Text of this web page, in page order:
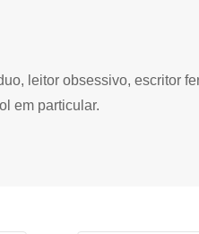
leitor obsessivo, escritor
em particular.